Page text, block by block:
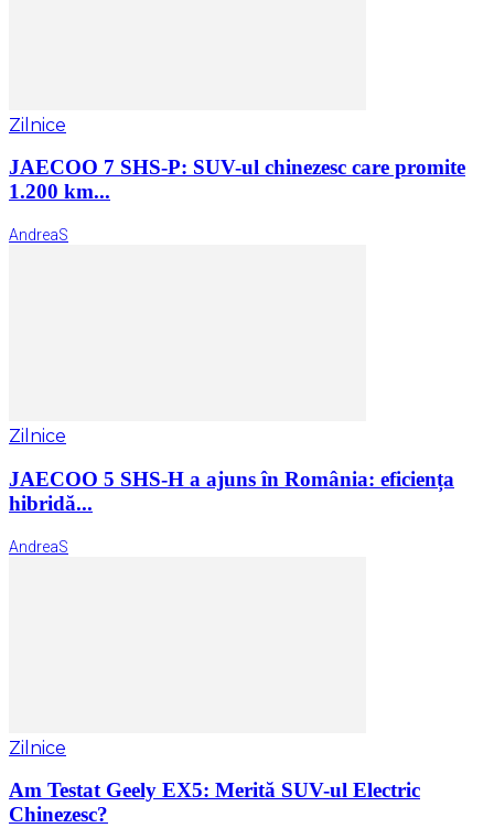
Zilnice
JAECOO 7 SHS-P: SUV-ul chinezesc care promite
1.200 km...
AndreaS
Zilnice
JAECOO 5 SHS-H a ajuns în România: eficiența
hibridă...
AndreaS
Zilnice
Am Testat Geely EX5: Merită SUV-ul Electric
Chinezesc?